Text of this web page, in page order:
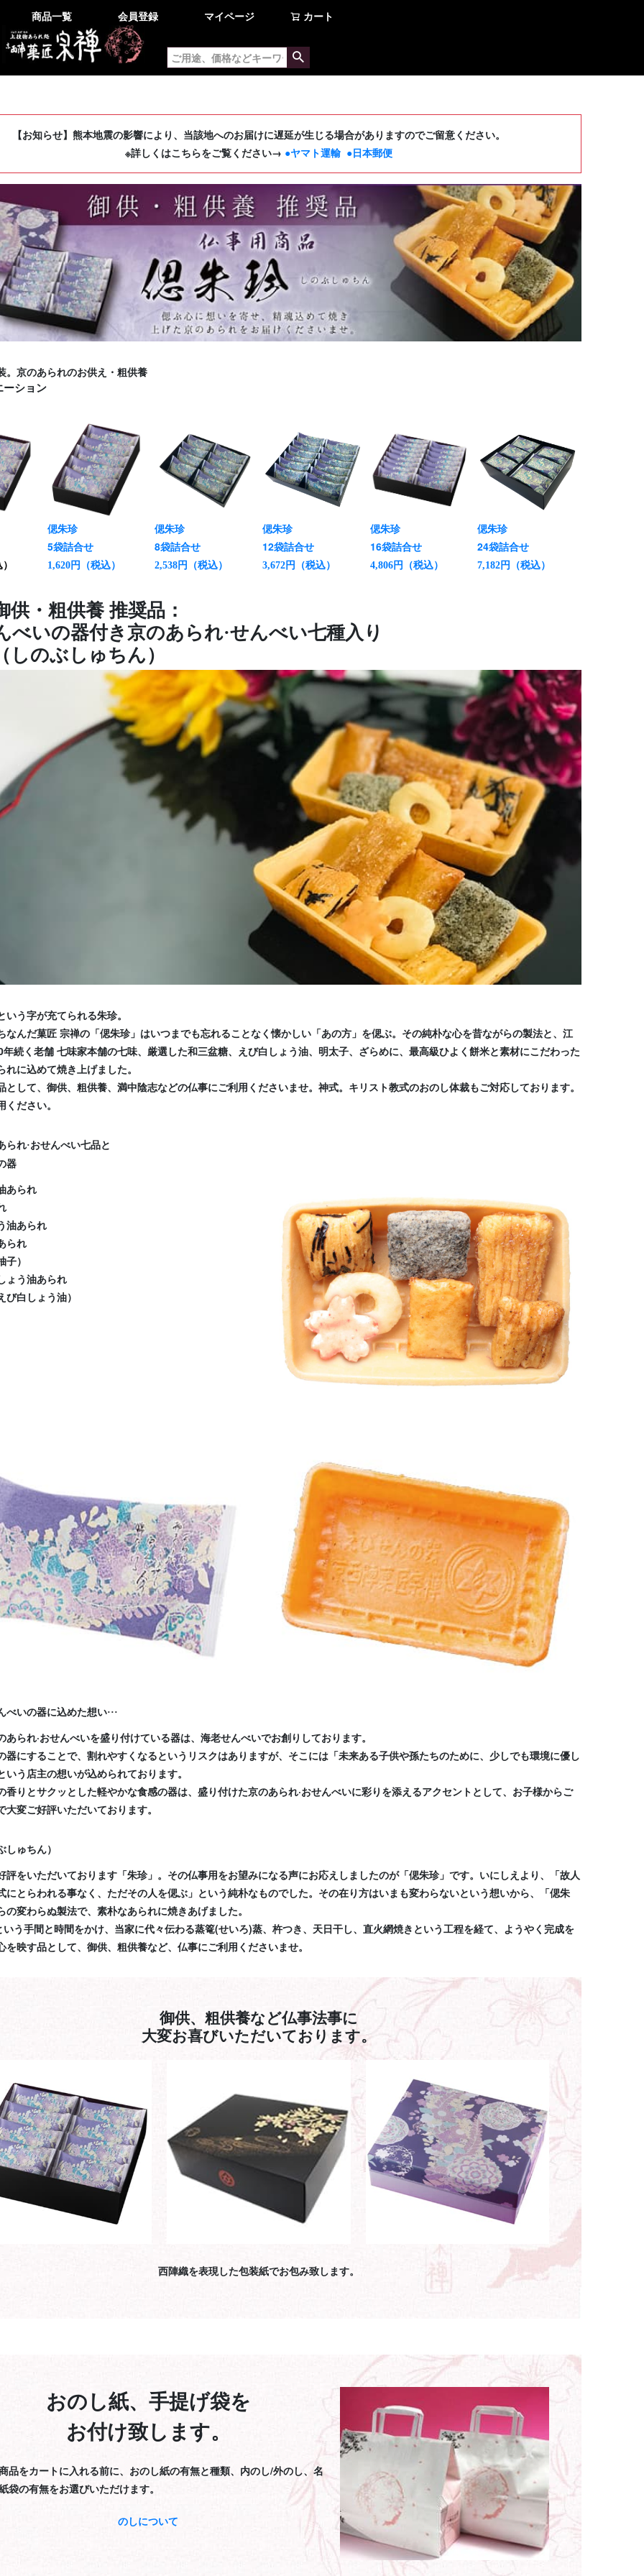
商品一覧 会員登録 マイページ カート
【お知らせ】熊本地震の影響により、当該地へのお届けに遅延が生じる場合がありますのでご留意ください。
※詳しくはこちらをご覧ください→ ●ヤマト運輸 ●日本郵便
。京のあられのお供え・粗供養
ーション
偲朱珍
5袋詰合せ
1,620円 （税込）
偲朱珍
8袋詰合せ
2,538円 （税込）
偲朱珍
12袋詰合せ
3,672円 （税込）
偲朱珍
16袋詰合せ
4,806円 （税込）
偲朱珍
24袋詰合せ
7,182円 （税込）
供・粗供養 推奨品：
べいの器付き京のあられ·せんべい七種入り
しのぶしゅちん）
いう字が充てられる朱珍。
なんだ菓匠 宗禅の「偲朱珍」はいつまでも忘れることなく懐かしい「あの方」を偲ぶ。その純朴な心を昔ながらの製法と、江
続く老舗 七味家本舗の七味、厳選した和三盆糖、えび白しょう油、明太子、ざらめに、最高級ひよく餅米と素材にこだわった
れに込めて焼き上げました。
として、御供、粗供養、満中陰志などの仏事にご利用くださいませ。神式。キリスト教式のおのし体裁もご対応しております。
ださい。
られ·おせんべい七品と
器
あられ
油あられ
られ
）
ょう油あられ
白しょう油）
べいの器に込めた想い···
あられ·おせんべいを盛り付けている器は、海老せんべいでお創りしております。
器にすることで、割れやすくなるというリスクはありますが、そこには「未来ある子供や孫たちのために、少しでも環境に優し
いう店主の想いが込められております。
香りとサクッとした軽やかな食感の器は、盛り付けた京のあられ·おせんべいに彩りを添えるアクセントとして、お子様からご
大変ご好評いただいております。
しゅちん）
評をいただいております「朱珍」。その仏事用をお望みになる声にお応えしましたのが「偲朱珍」です。いにしえより、「故人
にとらわれる事なく、ただその人を偲ぶ」という純朴なものでした。その在り方はいまも変わらないという想いから、「偲朱
の変わらぬ製法で、素朴なあられに焼きあげました。
う手間と時間をかけ、当家に代々伝わる蒸篭(せいろ)蒸、杵つき、天日干し、直火網焼きという工程を経て、ようやく完成を
を映す品として、御供、粗供養など、仏事にご利用くださいませ。
御供、粗供養など仏事法事に
大変お喜びいただいております。
西陣織を表現した包装紙でお包み致します。
おのし紙、手提げ袋を
お付け致します。
品をカートに入れる前に、おのし紙の有無と種類、内のし/外のし、名
袋の有無をお選びいただけます。
のしについて